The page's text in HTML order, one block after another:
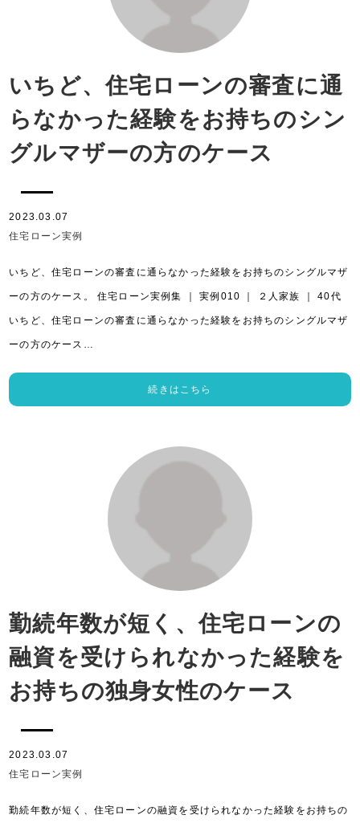
いちど、住宅ローンの審査に通
らなかった経験をお持ちのシン
グルマザーの方のケース
2023.03.07
住宅ローン実例
いちど、住宅ローンの審査に通らなかった経験をお持ちのシングルマザ
ーの方のケース。 住宅ローン実例集 ｜ 実例010 ｜ ２人家族 ｜ 40代
いちど、住宅ローンの審査に通らなかった経験をお持ちのシングルマザ
ーの方のケース…
続きはこちら
勤続年数が短く、住宅ローンの
融資を受けられなかった経験を
お持ちの独身女性のケース
2023.03.07
住宅ローン実例
勤続年数が短く、住宅ローンの融資を受けられなかった経験をお持ちの